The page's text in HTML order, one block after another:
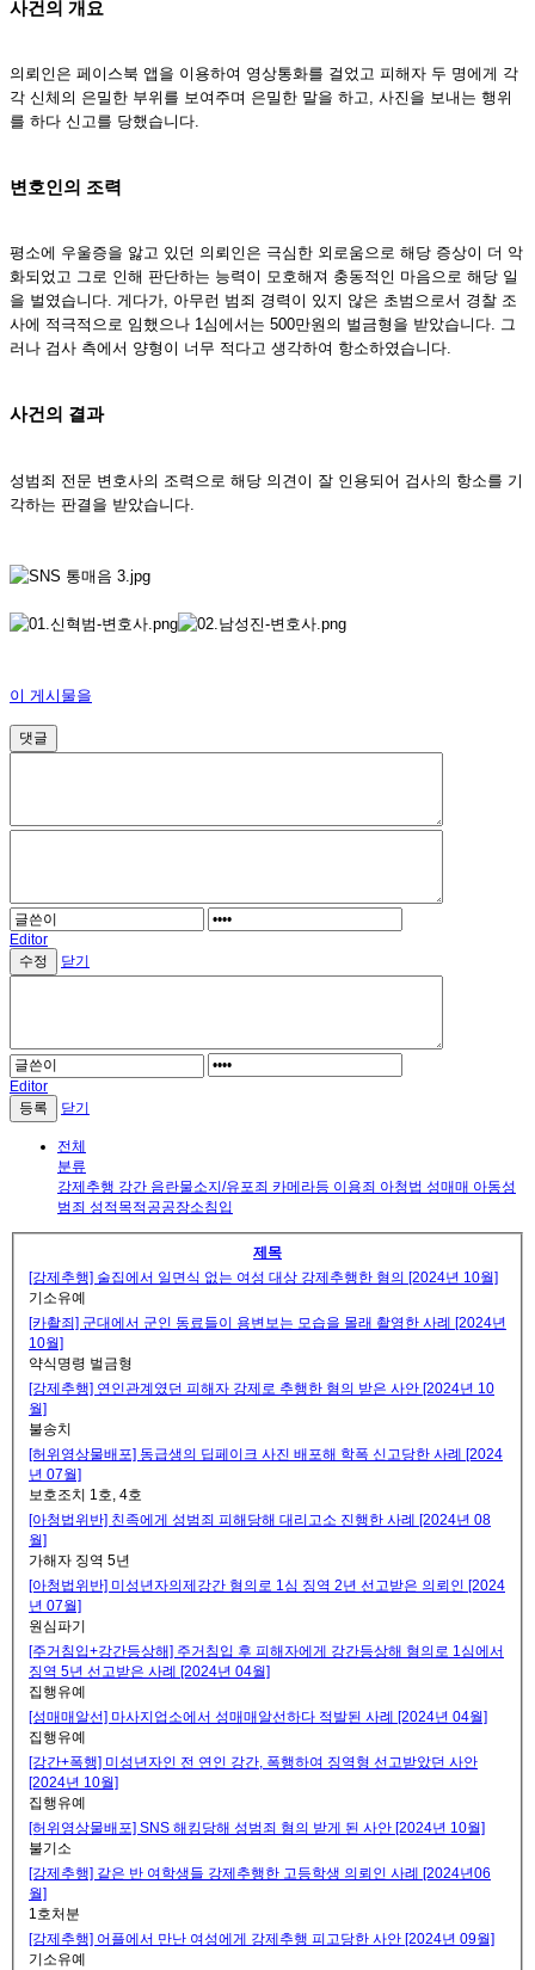
사건의 개요
의뢰인은 페이스북 앱을 이용하여 영상통화를 걸었고 피해자 두 명에게 각
각 신체의 은밀한 부위를 보여주며 은밀한 말을 하고, 사진을 보내는 행위
를 하다 신고를 당했습니다.
변호인의 조력
평소에 우울증을 앓고 있던 의뢰인은 극심한 외로움으로 해당 증상이 더 악
화되었고 그로 인해 판단하는 능력이 모호해져 충동적인 마음으로 해당 일
을 벌였습니다. 게다가, 아무런 범죄 경력이 있지 않은 초범으로서 경찰 조
사에 적극적으로 임했으나 1심에서는 500만원의 벌금형을 받았습니다. 그
러나 검사 측에서 양형이 너무 적다고 생각하여 항소하였습니다.
사건의 결과
성범죄 전문 변호사의 조력으로 해당 의견이 잘 인용되어 검사의 항소를 기
각하는 판결을 받았습니다.
이 게시물을
댓글
Editor
닫기
Editor
닫기
전체
분류
강제추행 강간 음란물소지/유포죄 카메라등 이용죄 아청법 성매매 아동성
범죄 성적목적공공장소침입
제목
[강제추행] 술집에서 일면식 없는 여성 대상 강제추행한 혐의 [2024년 10월]
기소유예
[카촬죄] 군대에서 군인 동료들이 용변보는 모습을 몰래 촬영한 사례 [2024년
10월]
약식명령 벌금형
[강제추행] 연인관계였던 피해자 강제로 추행한 혐의 받은 사안 [2024년 10
월]
불송치
[허위영상물배포] 동급생의 딥페이크 사진 배포해 학폭 신고당한 사례 [2024
년 07월]
보호조치 1호, 4호
[아청법위반] 친족에게 성범죄 피해당해 대리고소 진행한 사례 [2024년 08
월]
가해자 징역 5년
[아청법위반] 미성년자의제강간 혐의로 1심 징역 2년 선고받은 의뢰인 [2024
년 07월]
원심파기
[주거침입+강간등상해] 주거침입 후 피해자에게 강간등상해 혐의로 1심에서
징역 5년 선고받은 사례 [2024년 04월]
집행유예
[성매매알선] 마사지업소에서 성매매알선하다 적발된 사례 [2024년 04월]
집행유예
[강간+폭행] 미성년자인 전 연인 강간, 폭행하여 징역형 선고받았던 사안
[2024년 10월]
집행유예
[허위영상물배포] SNS 해킹당해 성범죄 혐의 받게 된 사안 [2024년 10월]
불기소
[강제추행] 같은 반 여학생들 강제추행한 고등학생 의뢰인 사례 [2024년06
월]
1호처분
[강제추행] 어플에서 만난 여성에게 강제추행 피고당한 사안 [2024년 09월]
기소유예